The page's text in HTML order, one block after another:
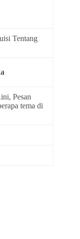
Tentang
Pesan
tema di